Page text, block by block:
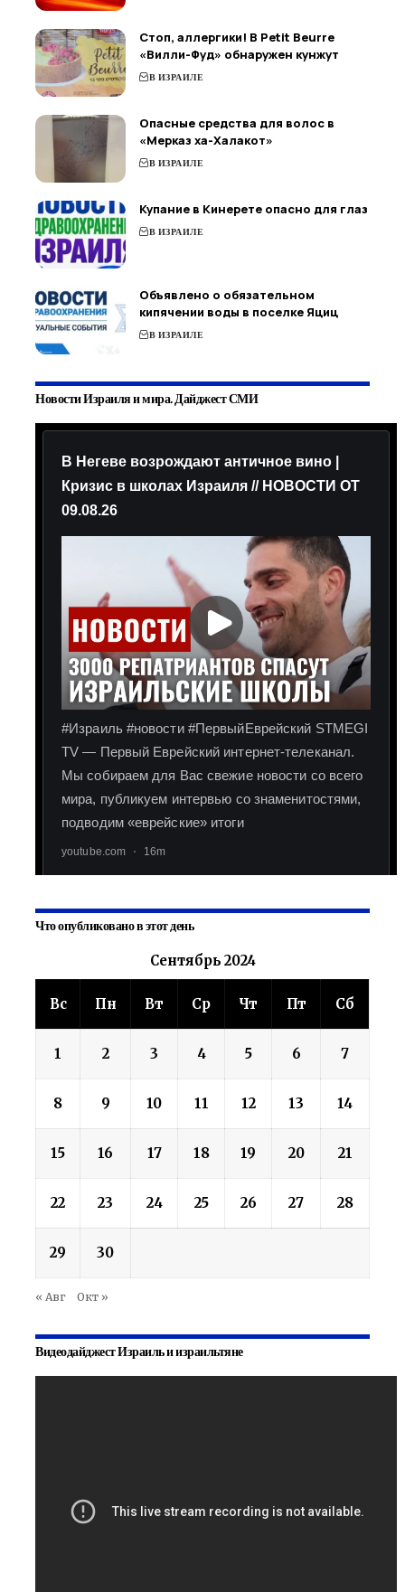
Стоп, аллергики! В Petit Beurre
«Вилли-Фуд» обнаружен кунжут
В ИЗРАИЛЕ
Опасные средства для волос в
«Мерказ ха-Халакот»
В ИЗРАИЛЕ
Купание в Кинерете опасно для глаз
В ИЗРАИЛЕ
Объявлено о обязательном
кипячении воды в поселке Яциц
В ИЗРАИЛЕ
Новости Израиля и мира. Дайджест СМИ
Что опубликовано в этот день
Сентябрь 2024
Вс Пн Вт Ср Чт Пт Сб
1 2 3 4 5 6 7
8 9 10 11 12 13 14
15 16 17 18 19 20 21
22 23 24 25 26 27 28
29 30
« Авг Окт »
Видеодайджест Израиль и израильтяне